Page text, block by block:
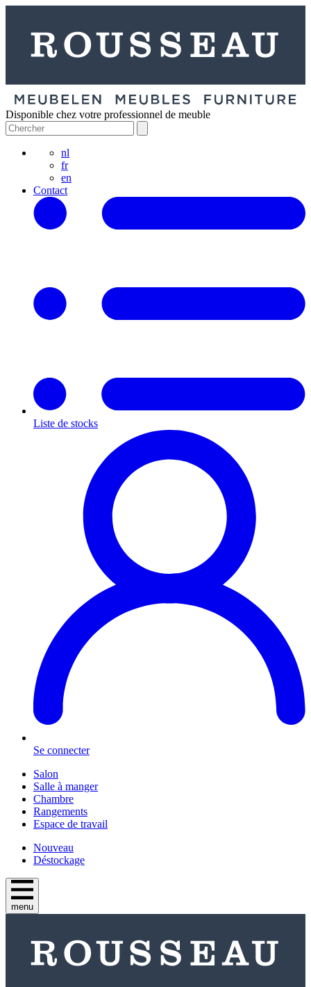
Disponible chez votre professionnel de meuble
nl
fr
en
Contact
Liste de stocks
Se connecter
Salon
Salle à manger
Chambre
Rangements
Espace de travail
Nouveau
Déstockage
menu